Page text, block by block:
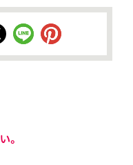
。